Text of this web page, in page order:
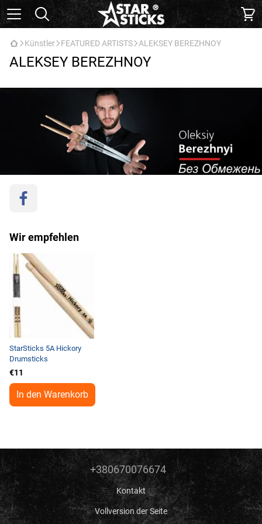
Künstler FEATURED ARTISTS ALEKSEY BEREZHNOY
ALEKSEY BEREZHNOY
Wir empfehlen
StarSticks 5A Hickory
Drumsticks
€11
In den Warenkorb
+380670076674
Kontakt
Vollversion der Seite